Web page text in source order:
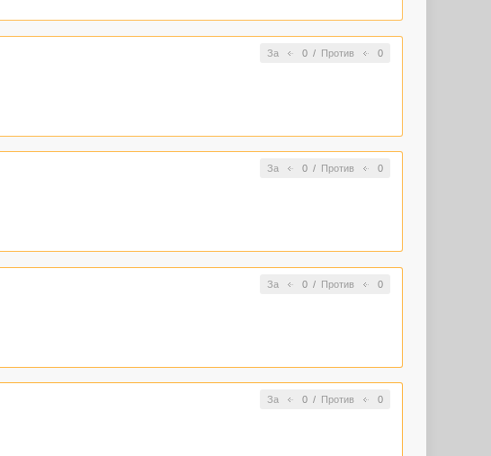
За 0/ Против 0
За 0/ Против 0
За 0/ Против 0
За 0/ Против 0